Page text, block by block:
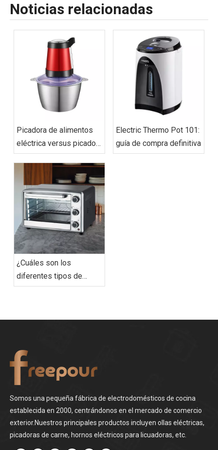
Noticias relacionadas
Picadora de alimentos
eléctrica versus picadora
manual: ¿cuál es la
adecuada para usted?
Electric Thermo Pot 101:
guía de compra definitiva
¿Cuáles son los
diferentes tipos de
horno tostador?
Somos una pequeña fábrica de electrodomésticos de cocina
establecida en 2000, centrándonos en el mercado de comercio
exterior.Nuestros principales productos incluyen ollas eléctricas,
picadoras de carne, hornos eléctricos para licuadoras, etc.